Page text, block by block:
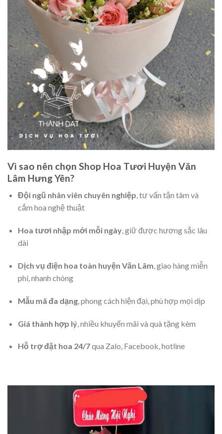
Vì sao nên chọn Shop Hoa Tươi Huyện Văn
Lâm Hưng Yên?
Đội ngũ nhân viên chuyên nghiệp, tư vấn tận tâm và
cắm hoa nghệ thuật
Hoa tươi nhập mới mỗi ngày, giữ được hương sắc lâu
dài
Dịch vụ điện hoa toàn huyện Văn Lâm, giao hàng miễn
phí, nhanh chóng
Mẫu mã đa dạng, phong cách hiện đại, phù hợp mọi dịp
Giá thành hợp lý, nhiều khuyến mãi và quà tặng kèm
Hỗ trợ đặt hoa 24/7qua Zalo, Facebook, hotline